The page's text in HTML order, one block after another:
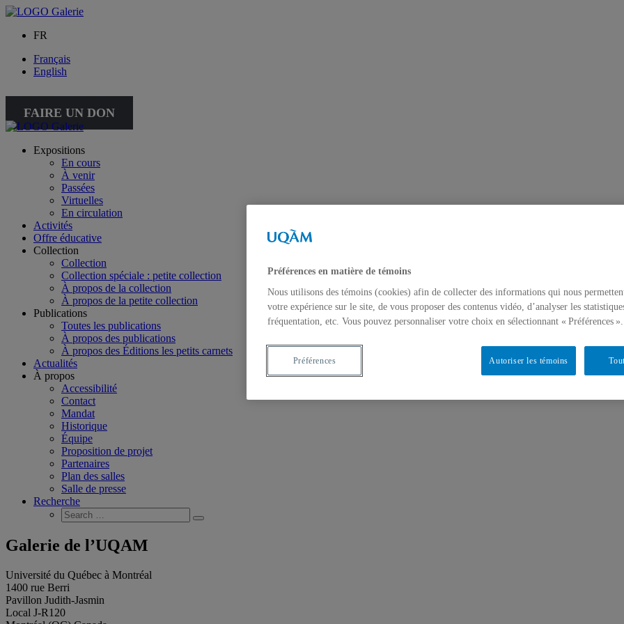
FR
Français
English
FAIRE UN DON
Expositions
En cours
À venir
Passées
Virtuelles
En circulation
Activités
Offre éducative
Collection
Collection
Collection spéciale : petite collection
À propos de la collection
À propos de la petite collection
Publications
Toutes les publications
À propos des publications
À propos des Éditions les petits carnets
Actualités
À propos
Accessibilité
Contact
Mandat
Historique
Équipe
Proposition de projet
Partenaires
Plan des salles
Salle de presse
Recherche
Search
for:
Search
Galerie de l’UQAM
Université du Québec à Montréal
1400 rue Berri
Pavillon Judith-Jasmin
Local J-R120
Préférences en matière de témoins
Nous utilisons des témoins (cookies) afin de collecter des informations qui nous
votre expérience sur le site, de vous proposer des contenus vidéo, d’analyser les
fréquentation, etc. Vous pouvez personnaliser votre choix en sélectionnant « Préférences ».
Autoriser les témoins
Préférences